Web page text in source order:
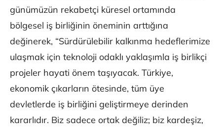
günümüzün rekabetçi küresel ortamında
bölgesel iş birliğinin öneminin arttığına
değinerek, “Sürdürülebilir kalkınma hedeflerimize
ulaşmak için teknoloji odaklı yaklaşımla iş birlikçi
projeler hayati önem taşıyacak. Türkiye,
ekonomik çıkarların ötesinde, tüm üye
devletlerde iş birliğini geliştirmeye derinden
kararlıdır. Biz sadece ortak değiliz; biz kardeşiz,